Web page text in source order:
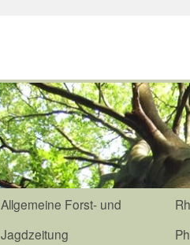
Allgemeine Forst- und
Jagdzeitung